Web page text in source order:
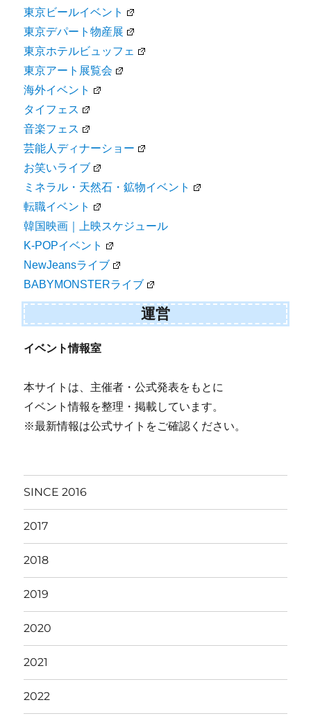
東京ビールイベント
東京デパート物産展
東京ホテルビュッフェ
東京アート展覧会
海外イベント
タイフェス
音楽フェス
芸能人ディナーショー
お笑いライブ
ミネラル・天然石・鉱物イベント
転職イベント
韓国映画｜上映スケジュール
K-POPイベント
NewJeansライブ
BABYMONSTERライブ
運営
イベント情報室
本サイトは、主催者・公式発表をもとに
イベント情報を整理・掲載しています。
※最新情報は公式サイトをご確認ください。
SINCE 2016
2017
2018
2019
2020
2021
2022